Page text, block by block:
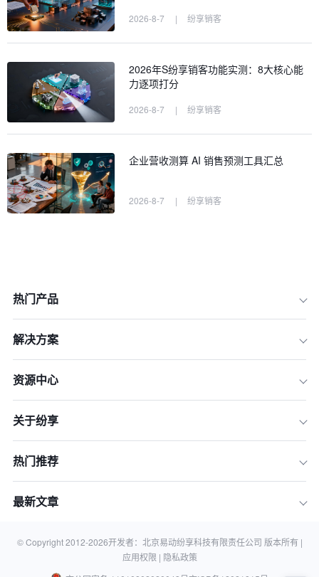
二、数据存储
六、数据销毁
2026-8-7 | 纷享销客
2026年S纷享销客功能实测：8大核心能
力逐项打分
2026-8-7 | 纷享销客
企业营收测算 AI 销售预测工具汇总
2026-8-7 | 纷享销客
热门产品
解决方案
资源中心
关于纷享
热门推荐
最新文章
© Copyright 2012-2026开发者：北京易动纷享科技有限责任公司 版本所有 |
应用权限 | 隐私政策